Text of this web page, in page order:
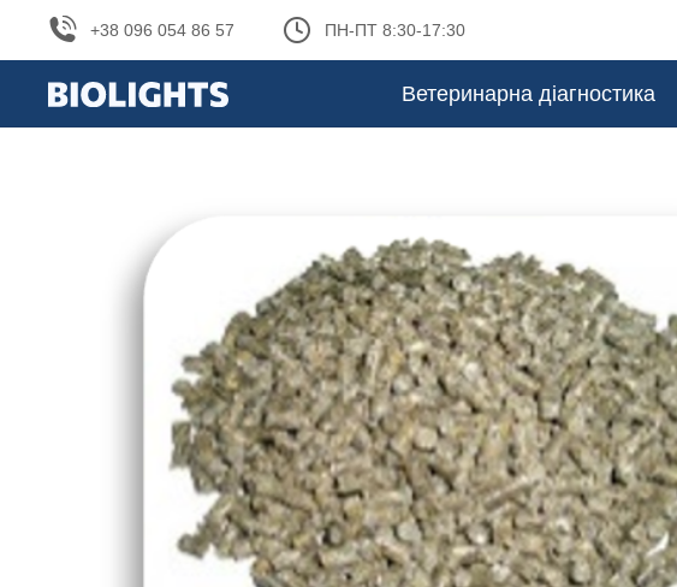
+38 096 054 86 57 ПН-ПТ 8:30-17:30
Ветеринарна діагностика